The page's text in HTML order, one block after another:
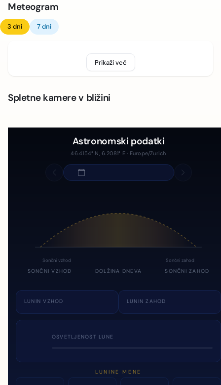
Meteogram
3 dni 7 dni
Prikaži več
Spletne kamere v bližini
Astronomski podatki
46.4154° N, 6.2081° E · Europe/Zurich
Sončni vzhod Sončni zahod
SONČNI VZHOD DOLŽINA DNEVA SONČNI ZAHOD
LUNIN VZHOD LUNIN ZAHOD
OSVETLJENOST LUNE
LUNINE MENE